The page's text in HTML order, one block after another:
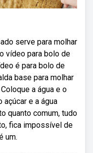
serve para molhar
vídeo para bolo de
é para bolo de
base para molhar
a água e o
açúcar e a água
quanto comum, tudo
fica impossível de
um.